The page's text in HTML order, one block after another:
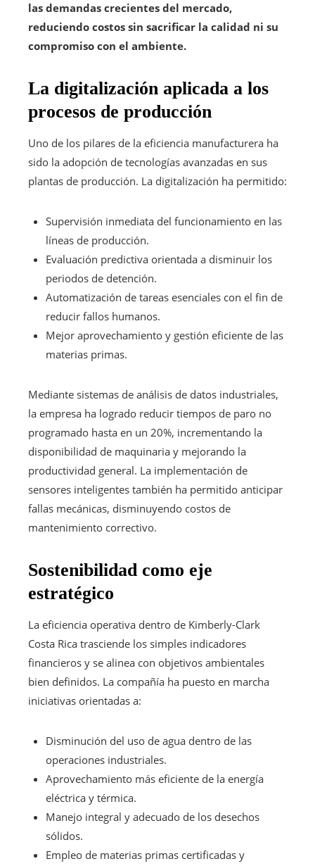
las demandas crecientes del mercado,
reduciendo costos sin sacrificar la calidad ni su
compromiso con el ambiente.
La digitalización aplicada a los
procesos de producción
Uno de los pilares de la eficiencia manufacturera ha
sido la adopción de tecnologías avanzadas en sus
plantas de producción. La digitalización ha permitido:
Supervisión inmediata del funcionamiento en las
líneas de producción.
Evaluación predictiva orientada a disminuir los
periodos de detención.
Automatización de tareas esenciales con el fin de
reducir fallos humanos.
Mejor aprovechamiento y gestión eficiente de las
materias primas.
Mediante sistemas de análisis de datos industriales,
la empresa ha logrado reducir tiempos de paro no
programado hasta en un 20%, incrementando la
disponibilidad de maquinaria y mejorando la
productividad general. La implementación de
sensores inteligentes también ha permitido anticipar
fallas mecánicas, disminuyendo costos de
mantenimiento correctivo.
Sostenibilidad como eje
estratégico
La eficiencia operativa dentro de Kimberly-Clark
Costa Rica trasciende los simples indicadores
financieros y se alinea con objetivos ambientales
bien definidos. La compañía ha puesto en marcha
iniciativas orientadas a:
Disminución del uso de agua dentro de las
operaciones industriales.
Aprovechamiento más eficiente de la energía
eléctrica y térmica.
Manejo integral y adecuado de los desechos
sólidos.
Empleo de materias primas certificadas y